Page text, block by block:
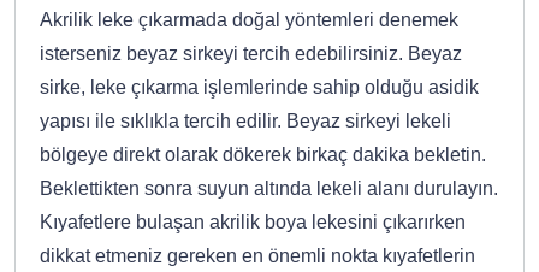
Akrilik leke çıkarmada doğal yöntemleri denemek
isterseniz beyaz sirkeyi tercih edebilirsiniz. Beyaz
sirke, leke çıkarma işlemlerinde sahip olduğu asidik
yapısı ile sıklıkla tercih edilir. Beyaz sirkeyi lekeli
bölgeye direkt olarak dökerek birkaç dakika bekletin.
Beklettikten sonra suyun altında lekeli alanı durulayın.
Kıyafetlere bulaşan akrilik boya lekesini çıkarırken
dikkat etmeniz gereken en önemli nokta kıyafetlerin